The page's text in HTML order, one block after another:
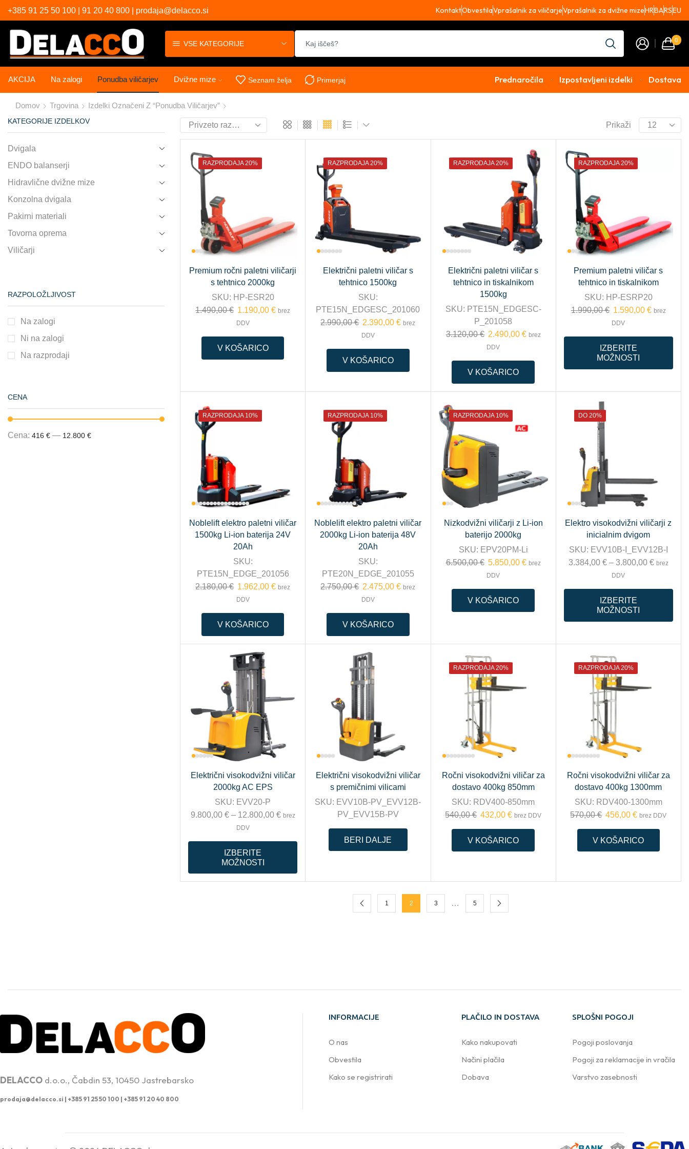
+385 91 25 50 100 | 91 20 40 800 | prodaja@delacco.si KontaktObvestilaVprašalnik za viličarjeVprašalnik za dvižne mizeHRBARSEU
VSE KATEGORIJE 0
AKCIJA Na zalogi Ponudba viličarjev Dvižne mize Seznam želja Primerjaj Prednaročila Izpostavljeni izdelki Dostava
Domov Trgovina Izdelki Označeni Z “Ponudba Viličarjev”
Prikaži
RAZPRODAJA 20%
Premium ročni paletni viličarji
s tehtnico 2000kg
SKU: HP-ESR20
1.490,00€ 1.190,00€ brez
DDV
V KOŠARICO
RAZPRODAJA 20%
Električni paletni viličar s
tehtnico 1500kg
SKU:
PTE15N_EDGESC_201060
2.990,00€ 2.390,00€ brez
DDV
V KOŠARICO
RAZPRODAJA 20%
Električni paletni viličar s
tehtnico in tiskalnikom
1500kg
SKU: PTE15N_EDGESC-
P_201058
3.120,00€ 2.490,00 € brez
DDV
V KOŠARICO
RAZPRODAJA 20%
Premium paletni viličar s
tehtnico in tiskalnikom
SKU: HP-ESRP20
1.990,00€ 1.590,00 € brez
DDV
IZBERITE
MOŽNOSTI
RAZPRODAJA 10%
Noblelift elektro paletni viličar
1500kg Li-ion baterija 24V
20Ah
SKU:
PTE15N_EDGE_201056
2.180,00€ 1.962,00€ brez
DDV
V KOŠARICO
RAZPRODAJA 10%
Noblelift elektro paletni viličar
2000kg Li-ion baterija 48V
20Ah
SKU:
PTE20N_EDGE_201055
2.750,00€ 2.475,00€ brez
DDV
V KOŠARICO
RAZPRODAJA 10%
Nizkodvižni viličarji z Li-ion
baterijo 2000kg
SKU: EPV20PM-Li
6.500,00€ 5.850,00 € brez
DDV
V KOŠARICO
DO 20%
Elektro visokodvižni viličarji z
inicialnim dvigom
SKU: EVV10B-I_EVV12B-I
3.384,00 € – 3.800,00 € brez
DDV
IZBERITE
MOŽNOSTI
Električni visokodvižni viličar
2000kg AC EPS
SKU: EVV20-P
9.800,00 € – 12.800,00 € brez
DDV
IZBERITE
MOŽNOSTI
Električni visokodvižni viličar
s premičnimi vilicami
SKU: EVV10B-PV_EVV12B-
PV_EVV15B-PV
BERI DALJE
RAZPRODAJA 20%
Ročni visokodvižni viličar za
dostavo 400kg 850mm
SKU: RDV400-850mm
540,00€ 432,00€ brez DDV
V KOŠARICO
RAZPRODAJA 20%
Ročni visokodvižni viličar za
dostavo 400kg 1300mm
SKU: RDV400-1300mm
570,00€ 456,00€ brez DDV
V KOŠARICO
1 2 3 … 5
KATEGORIJE IZDELKOV
Dvigala
ENDO balanserji
Hidravlične dvižne mize
Konzolna dvigala
Pakirni materiali
Tovorna oprema
Viličarji
RAZPOLOŽLJIVOST
Na zalogi
Ni na zalogi
Na razprodaji
CENA
Cena: 416 € — 12.800 €
DELACCO d.o.o., Čabdin 53, 10450 Jastrebarsko
prodaja@delacco.si | +385 91 25 50 100 | +385 91 20 40 800
INFORMACIJE
O nas
Obvestila
Kako se registrirati
PLAČILO IN DOSTAVA
Kako nakupovati
Načini plačila
Dobava
SPLOŠNI POGOJI
Pogoji poslovanja
Pogoji za reklamacije in vračila
Varstvo zasebnosti